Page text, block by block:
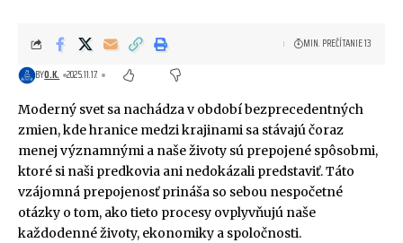
BYO.K. 2025.11.17.
MIN. PREČÍTANIE 13
Moderný svet sa nachádza v období bezprecedentných
zmien, kde hranice medzi krajinami sa stávajú čoraz
menej významnými a naše životy sú prepojené spôsobmi,
ktoré si naši predkovia ani nedokázali predstaviť. Táto
vzájomná prepojenosť prináša so sebou nespočetné
otázky o tom, ako tieto procesy ovplyvňujú naše
každodenné životy, ekonomiky a spoločnosti.